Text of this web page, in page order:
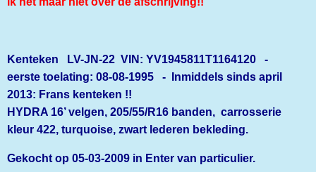
Kenteken LV-JN-22 VIN: YV1945811T1164120 -
eerste toelating: 08-08-1995 - Inmiddels sinds april
2013: Frans kenteken !!
HYDRA 16’ velgen, 205/55/R16 banden, carrosserie
kleur 422, turquoise, zwart lederen bekleding.
Gekocht op 05-03-2009 in Enter van particulier.